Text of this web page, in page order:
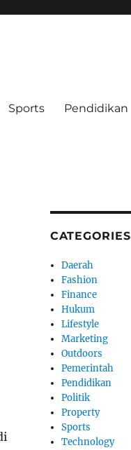
Sports Pendidikan
CATEGORIES
Daerah
Fashion
Finance
Hukum
Lifestyle
Marketing
Outdoors
Pemerintah
Pendidikan
Politik
Property
Sports
Technology